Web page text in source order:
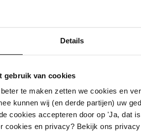
Details
gebruik van cookies
te maken zetten we cookies en
kunnen wij (en derde partijen) uw
cookies accepteren door op 'Ja, dat
cookies en privacy? Bekijk ons
8